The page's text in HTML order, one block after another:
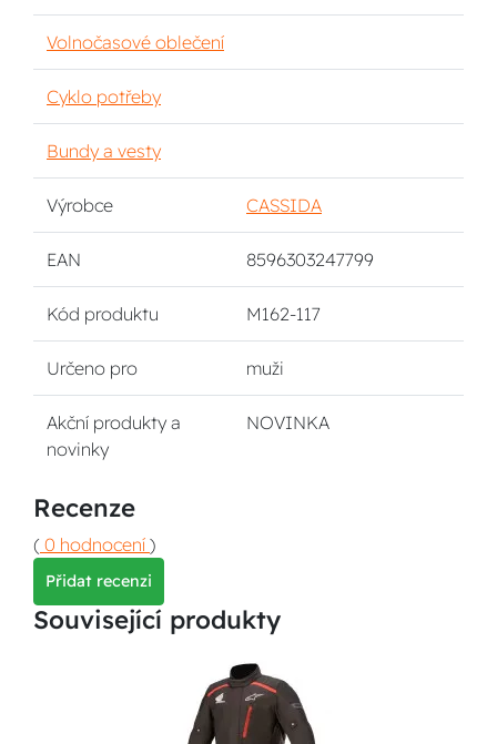
Volnočasové oblečení
Cyklo potřeby
Bundy a vesty
Výrobce CASSIDA
EAN 8596303247799
Kód produktu M162-117
Určeno pro muži
Akční produkty a
novinky
NOVINKA
Recenze
( 0 hodnocení )
Přidat recenzi
Související produkty